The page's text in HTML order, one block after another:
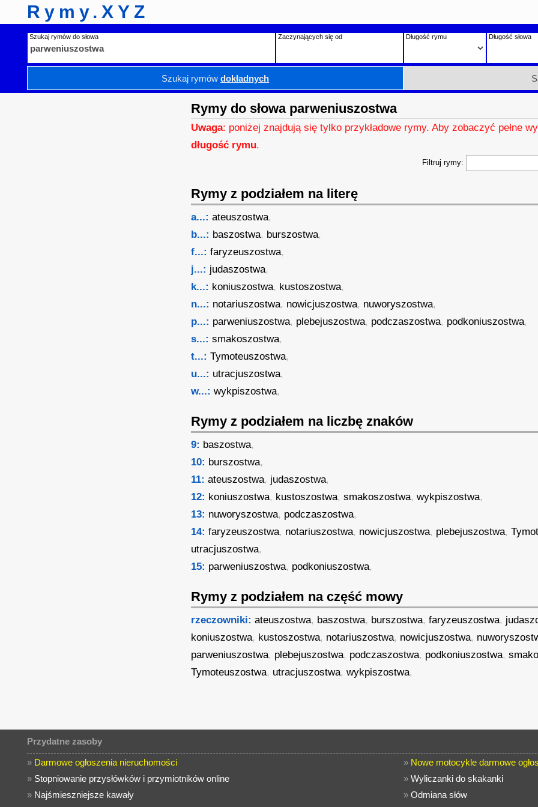
Rymy.XYZ
Szukaj rymów do słowa Zaczynających się od Długość rymu Długość słowa
Szukaj rymówdokładnych
Rymy do słowa parweniuszostwa
Uwaga: poniżej znajdują się tylko przykładowe rymy. Aby zobaczyć pełne
długość rymu.
Filtruj rymy:
Rymy z podziałem na literę
a...: ateuszostwa,
b...: baszostwa, burszostwa,
f...: faryzeuszostwa,
j...: judaszostwa,
k...: koniuszostwa, kustoszostwa,
n...: notariuszostwa, nowicjuszostwa, nuworyszostwa,
p...: parweniuszostwa, plebejuszostwa, podczaszostwa, podkoniuszostwa,
s...: smakoszostwa,
t...: Tymoteuszostwa,
u...: utracjuszostwa,
w...: wykpiszostwa,
Rymy z podziałem na liczbę znaków
9: baszostwa,
10: burszostwa,
11: ateuszostwa, judaszostwa,
12: koniuszostwa, kustoszostwa,smakoszostwa,wykpiszostwa,
13: nuworyszostwa, podczaszostwa,
14: faryzeuszostwa, notariuszostwa, nowicjuszostwa, plebejuszostwa,
utracjuszostwa,
15: parweniuszostwa, podkoniuszostwa,
Rymy z podziałem na część mowy
rzeczowniki: ateuszostwa, baszostwa, burszostwa,faryzeuszostwa,
koniuszostwa, kustoszostwa, notariuszostwa, nowicjuszostwa,
parweniuszostwa, plebejuszostwa, podczaszostwa, podkoniuszostwa,
Tymoteuszostwa, utracjuszostwa,wykpiszostwa,
Przydatne zasoby
» Darmowe ogłoszenia nieruchomości » Nowe motocykle darmowe
» Stopniowanie przysłówków i przymiotników online » Wyliczanki do skakanki
» Najśmieszniejsze kawały » Odmiana słów